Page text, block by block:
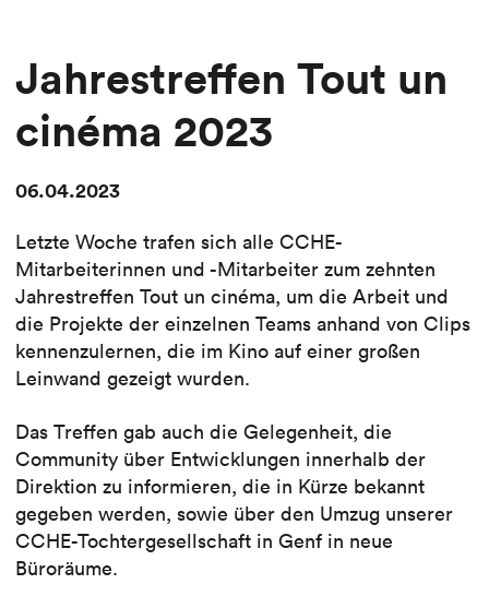
Jahrestreffen Tout un
cinéma 2023
06.04.2023
Letzte Woche trafen sich alle CCHE-
Mitarbeiterinnen und -Mitarbeiter zum zehnten
Jahrestreffen Tout un cinéma, um die Arbeit und
die Projekte der einzelnen Teams anhand von Clips
kennenzulernen, die im Kino auf einer großen
Leinwand gezeigt wurden.
Das Treffen gab auch die Gelegenheit, die
Community über Entwicklungen innerhalb der
Direktion zu informieren, die in Kürze bekannt
gegeben werden, sowie über den Umzug unserer
CCHE-Tochtergesellschaft in Genf in neue
Büroräume.